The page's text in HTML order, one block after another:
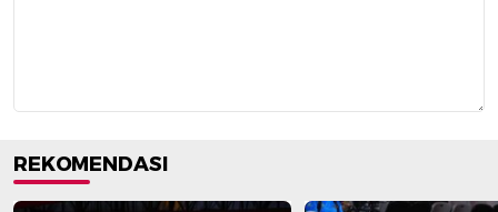
REKOMENDASI